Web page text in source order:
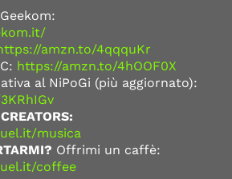
amzn.to/4qqquKr
https://amzn.to/4hOOF0X
al NiPoGi (più aggiornato):
musica
Offrimi un caffè:
coffee